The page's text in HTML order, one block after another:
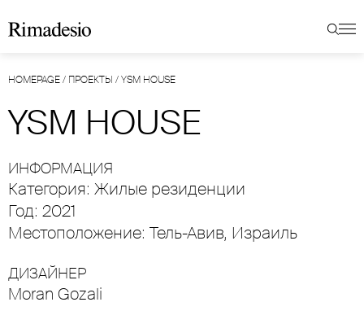
HOMEPAGE/ ПРОЕКТЫ /YSM HOUSE
YSM HOUSE
ИНФОРМАЦИЯ
Категория: Жилые резиденции
Год: 2021
Местоположение: Тель-Авив, Израиль
ДИЗАЙНЕР
Moran Gozali